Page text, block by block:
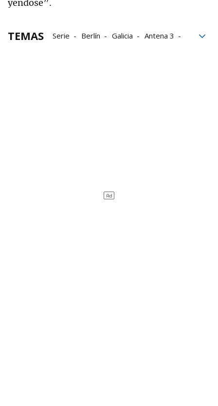
yéndose”.
TEMAS Serie Berlín Galicia
Antena 3